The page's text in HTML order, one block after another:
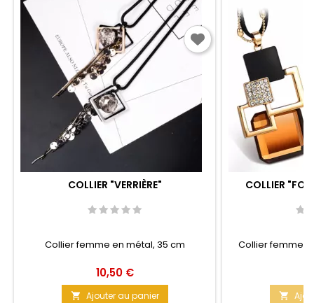
COLLIER "VERRIÈRE"
Collier femme en métal, 35 cm
Prix
10,50 €
 Ajouter au panier
COLLIER
Collier femme
